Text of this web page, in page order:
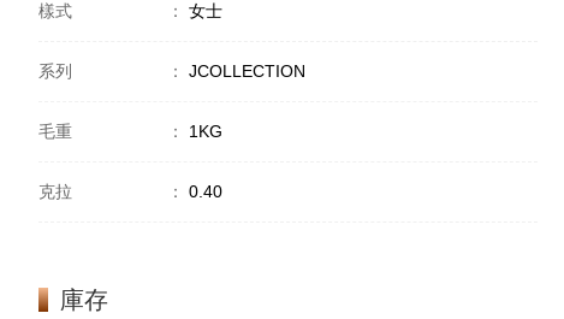
樣式 ： 女士
系列 ： JCOLLECTION
毛重 ： 1KG
克拉 ： 0.40
庫存